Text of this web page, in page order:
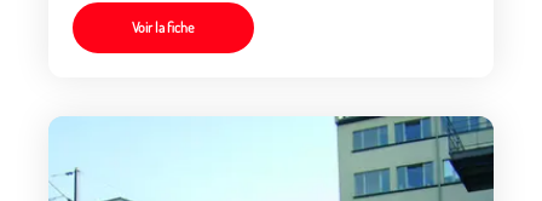
Voir la fiche